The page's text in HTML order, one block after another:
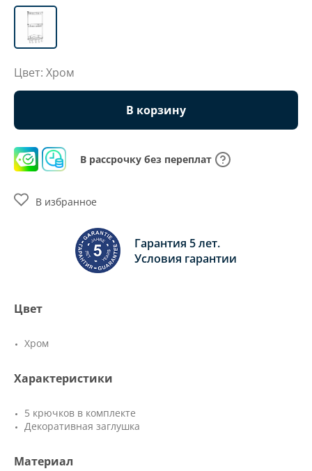
Цвет: Хром
В корзину
В рассрочку без переплат
Гарантия 5 лет.
Условия гарантии
В избранное
Цвет
Хром
Характеристики
5 крючков в комплекте
Декоративная заглушка
Материал